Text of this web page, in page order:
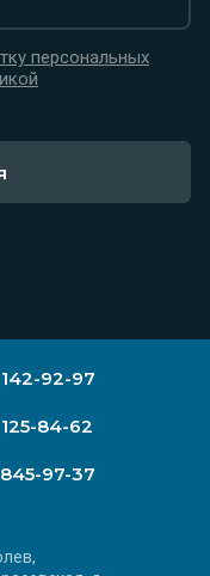
персональных
92-97
84-62
97-37